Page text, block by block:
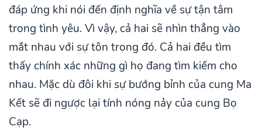
đáp ứng khi nói đến định nghĩa về sự tận tâm
trong tình yêu. Vì vậy, cả hai sẽ nhìn thẳng vào
mắt nhau với sự tôn trọng đó. Cả hai đều tìm
thấy chính xác những gì họ đang tìm kiếm cho
nhau. Mặc dù đôi khi sự bướng bỉnh của cung Ma
Kết sẽ đi ngược lại tính nóng nảy của cung Bọ
Cạp.